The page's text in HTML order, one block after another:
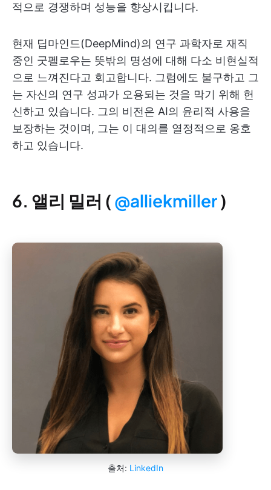
적으로 경쟁하며 성능을 향상시킵니다.
현재 딥마인드(DeepMind)의 연구 과학자로 재직
중인 굿펠로우는 뜻밖의 명성에 대해 다소 비현실적
으로 느껴진다고 회고합니다. 그럼에도 불구하고 그
는 자신의 연구 성과가 오용되는 것을 막기 위해 헌
신하고 있습니다. 그의 비전은 AI의 윤리적 사용을
보장하는 것이며, 그는 이 대의를 열정적으로 옹호
하고 있습니다.
6. 앨리 밀러 ( @alliekmiller)
출처: LinkedIn